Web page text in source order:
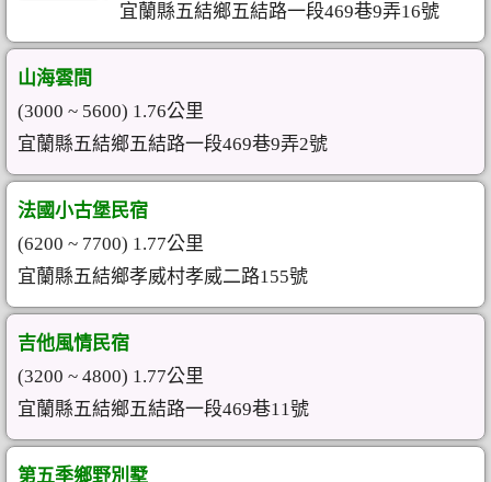
宜蘭縣五結鄉五結路一段469巷9弄16號
山海雲間
(3000 ~ 5600) 1.76公里
宜蘭縣五結鄉五結路一段469巷9弄2號
法國小古堡民宿
(6200 ~ 7700) 1.77公里
宜蘭縣五結鄉孝威村孝威二路155號
吉他風情民宿
(3200 ~ 4800) 1.77公里
宜蘭縣五結鄉五結路一段469巷11號
第五季鄉野別墅